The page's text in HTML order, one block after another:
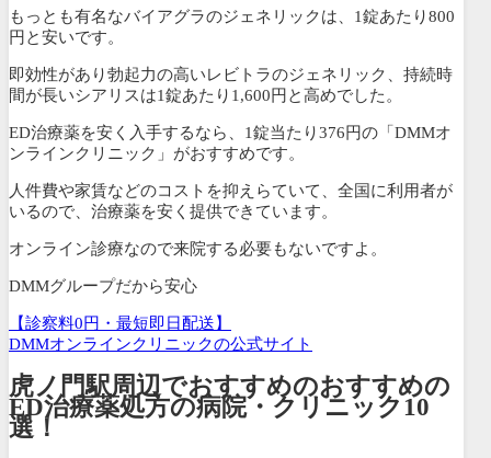
もっとも有名なバイアグラのジェネリックは、1錠あたり800
円と安いです。
即効性があり勃起力の高いレビトラのジェネリック、持続時
間が長いシアリスは1錠あたり1,600円と高めでした。
ED治療薬を安く入手するなら、 1錠当たり376円の「DMMオ
ンラインクリニック」がおすすめです。
人件費や家賃などのコストを抑えらていて、全国に利用者が
いるので、治療薬を安く提供できています。
オンライン診療なので来院する必要もないですよ。
DMMグループだから安心
【診察料0円・最短即日配送】
DMMオンラインクリニックの公式サイト
虎ノ門駅周辺でおすすめのおすすめの
ED治療薬処方の病院・クリニック10
選！